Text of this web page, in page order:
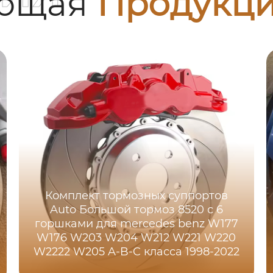
Комплект тормозных суппортов
Auto Большой тормоз 8520 с 6
горшками для mercedes benz W177
W176 W203 W204 W212 W221 W220
W2222 W205 A-B-C класса 1998-2022